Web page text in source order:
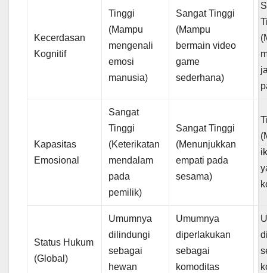
Kecerdasan
Kognitif
Tinggi
(Mampu
mengenali
emosi
manusia)
Sangat Tinggi
(Mampu
bermain video
game
sederhana)
Kapasitas
Emosional
Sangat
Tinggi
(Keterikatan
mendalam
pada
pemilik)
Sangat Tinggi
(Menunjukkan
empati pada
sesama)
Status Hukum
(Global)
Umumnya
dilindungi
sebagai
hewan
Umumnya
diperlakukan
sebagai
komoditas